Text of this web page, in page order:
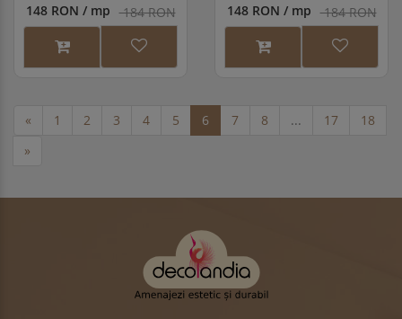
457x914x5.5/0.4mm,
WINCLP-1106/2
148 RON / mp 184 RON
WINCLP-1105/2
148 RON / mp 184 RON
« 1 2 3 4 5 6 7 8 ... 17
18
»